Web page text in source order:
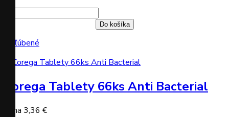
Do košíka
Obľúbené
Corega Tablety 66ks Anti Bacterial
Cena 3,36 €